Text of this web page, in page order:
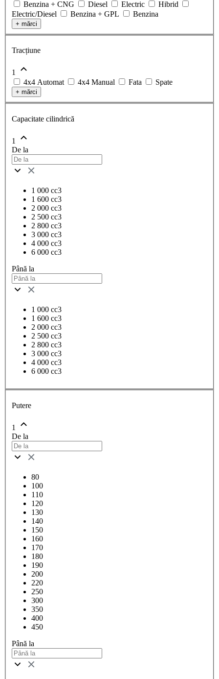
Benzina + CNG Diesel Electric
Hibrid
Electric/Diesel
Benzina + GPL Benzina
+ mărci
Tracțiune
1
4x4 Automat
4x4 Manual Fata Spate
+ mărci
Capacitate cilindrică
1
De la
1 000 cc3
1 600 cc3
2 000 cc3
2 500 cc3
2 800 cc3
3 000 cc3
4 000 cc3
6 000 cc3
Până la
1 000 cc3
1 600 cc3
2 000 cc3
2 500 cc3
2 800 cc3
3 000 cc3
4 000 cc3
6 000 cc3
Putere
1
De la
80
100
110
120
130
140
150
160
170
180
190
200
220
250
300
350
400
450
Până la